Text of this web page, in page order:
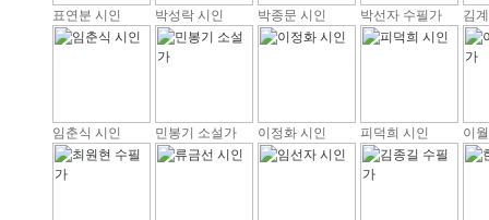
표연분 시인 박성락 시인 박종문 시인 박선자 수필가 김
임춘식 시인 민봉기 소설가 이정화 시인 피덕희 시인 이